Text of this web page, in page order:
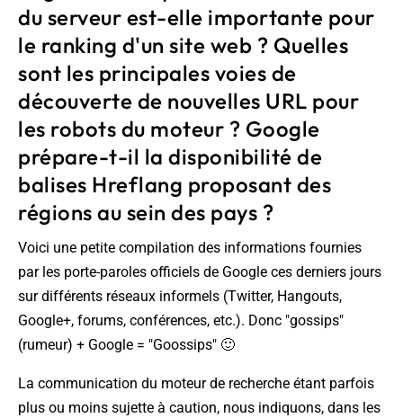
du serveur est-elle importante pour
le ranking d'un site web ? Quelles
sont les principales voies de
découverte de nouvelles URL pour
les robots du moteur ? Google
prépare-t-il la disponibilité de
balises Hreflang proposant des
régions au sein des pays ?
Voici une petite compilation des informations fournies
par les porte-paroles officiels de Google ces derniers jours
sur différents réseaux informels (Twitter, Hangouts,
Google+, forums, conférences, etc.). Donc "gossips"
(rumeur) + Google = "Goossips" 🙂
La communication du moteur de recherche étant parfois
plus ou moins sujette à caution, nous indiquons, dans les